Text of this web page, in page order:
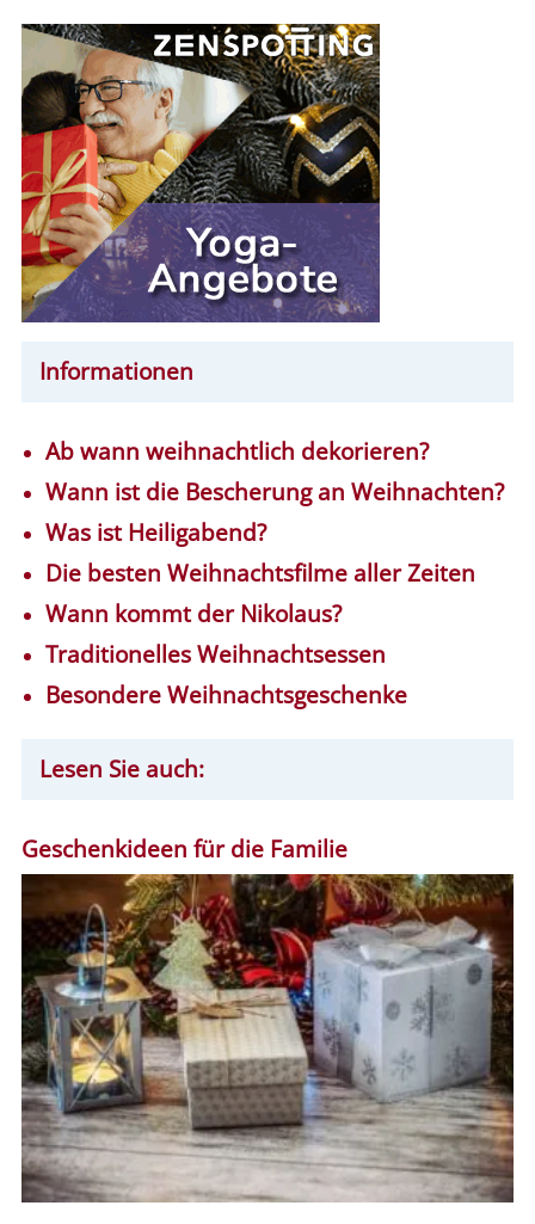
Informationen
Ab wann weihnachtlich dekorieren?
Wann ist die Bescherung an Weihnachten?
Was ist Heiligabend?
Die besten Weihnachtsfilme aller Zeiten
Wann kommt der Nikolaus?
Traditionelles Weihnachtsessen
Besondere Weihnachtsgeschenke
Lesen Sie auch:
Geschenkideen für die Familie